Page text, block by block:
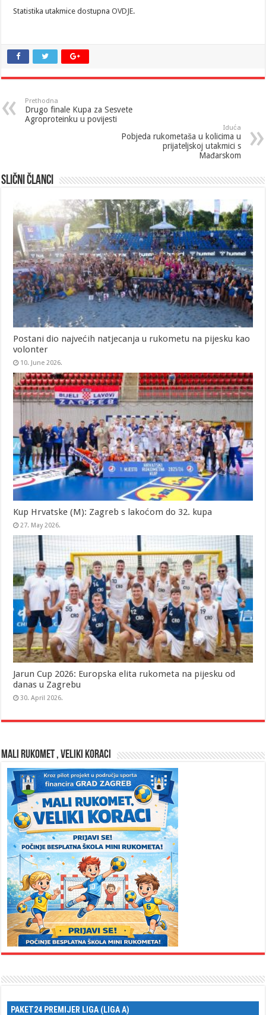
Statistika utakmice dostupnaOVDJE.
Prethodna
Drugo finale Kupa za Sesvete
Agroproteinku u povijesti
Iduća
Pobjeda rukometaša u kolicima u
prijateljskoj utakmici s
Mađarskom
Slični članci
Postani dio najvećih natjecanja u rukometu na pijesku kao
volonter
10. June 2026.
Kup Hrvatske (M): Zagreb s lakoćom do 32. kupa
27. May 2026.
Jarun Cup 2026: Europska elita rukometa na pijesku od
danas u Zagrebu
30. April 2026.
MALI RUKOMET , VELIKI KORACI
PAKET24 PREMIJER LIGA (LIGA A)